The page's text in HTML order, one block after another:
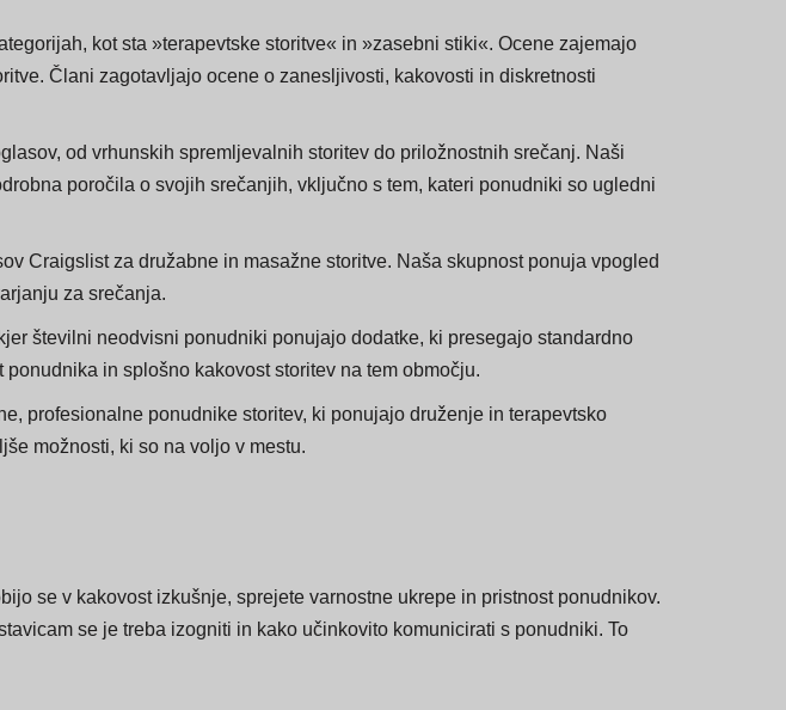
te ocene nudijo dragocen vpogled v to, kaj lahko pričakujete.
kot sta »terapevtske storitve« in »zasebni stiki«. Ocene zajemajo
Člani zagotavljajo ocene o zanesljivosti, kakovosti in diskretnosti
od vrhunskih spremljevalnih storitev do priložnostnih srečanj. Naši
poročila o svojih srečanjih, vključno s tem, kateri ponudniki so ugledni
Craigslist za družabne in masažne storitve. Naša skupnost ponuja vpogled
za srečanja.
številni neodvisni ponudniki ponujajo dodatke, ki presegajo standardno
in splošno kakovost storitev na tem območju.
možnosti, ki so na voljo v mestu.
se v kakovost izkušnje, sprejete varnostne ukrepe in pristnost ponudnikov.